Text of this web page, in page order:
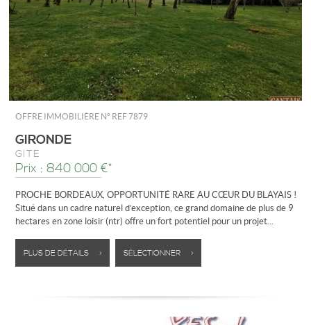
OFFRE IMMOBILIÈRE N° REF 7879
GIRONDE
GÎTE
Prix : 840 000 €*
PROCHE BORDEAUX, OPPORTUNITÉ RARE AU CŒUR DU BLAYAIS !
Situé dans un cadre naturel d’exception, ce grand domaine de plus de 9
hectares en zone loisir (ntr) offre un fort potentiel pour un projet...
PLUS DE DÉTAILS > SÉLECTIONNER >